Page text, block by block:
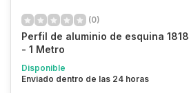
(0)
Perfil de aluminio de esquina 1818
- 1 Metro
Disponible
Enviado dentro de las 24 horas